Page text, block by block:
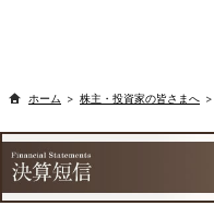
株主・投資家の皆さまへ